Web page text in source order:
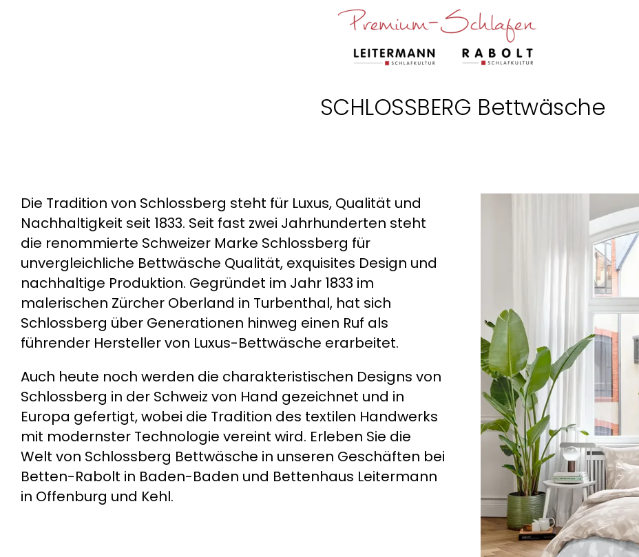
SCHLOSSBERG Bettwäsche
Die Tradition von Schlossberg steht für Luxus, Qualität und
Nachhaltigkeit seit 1833. Seit fast zwei Jahrhunderten steht
die renommierte Schweizer Marke Schlossberg für
unvergleichliche Bettwäsche Qualität, exquisites Design und
nachhaltige Produktion. Gegründet im Jahr 1833 im
malerischen Zürcher Oberland in Turbenthal, hat sich
Schlossberg über Generationen hinweg einen Ruf als
führender Hersteller von Luxus-Bettwäsche erarbeitet.
Auch heute noch werden die charakteristischen Designs von
Schlossberg in der Schweiz von Hand gezeichnet und in
Europa gefertigt, wobei die Tradition des textilen Handwerks
mit modernster Technologie vereint wird. Erleben Sie die
Welt von Schlossberg Bettwäsche in unseren Geschäften bei
Betten-Rabolt in Baden-Baden und Bettenhaus Leitermann
in Offenburg und Kehl.